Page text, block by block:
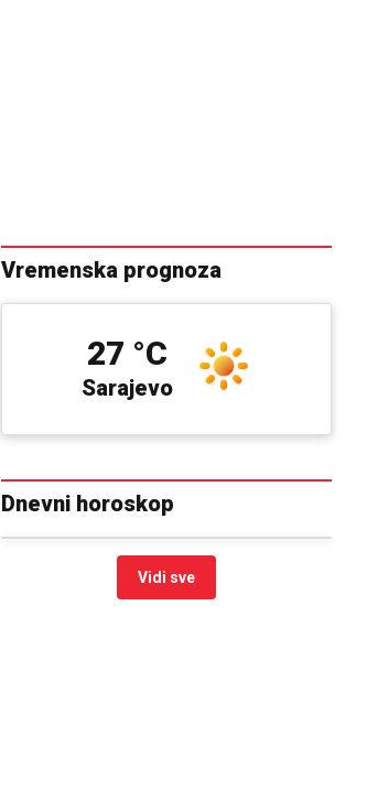
Vremenska prognoza
Sarajevo
27 °C
Dnevni horoskop
Vidi sve